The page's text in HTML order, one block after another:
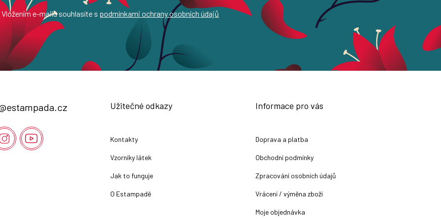
Vložením e-mailu souhlasíte s podmínkami ochrany osobních údajů
estampada.cz Užitečné odkazy
Kontakty
Vzorníky látek
Jak to funguje
O Estampadě
Informace pro vás
Doprava a platba
Obchodní podmínky
Zpracování osobních údajů
Vrácení / výměna zboží
Moje objednávka